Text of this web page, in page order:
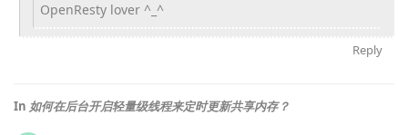
OpenResty lover ^_^
Reply
In 如何在后台开启轻量级线程来定时更新共享内存？